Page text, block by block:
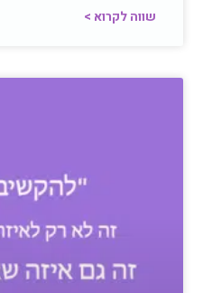
שווה לקרוא >